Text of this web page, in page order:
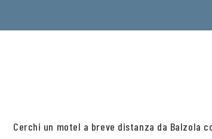
Cerchi un motel a breve distanza da Balzola